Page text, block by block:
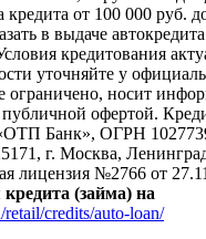
от 100 000 руб.
в выдаче
кредитования
уточняйте у
ограничено, носит
публичной офертой.
«ОТП Банк», ОГРН
г. Москва,
лицензия №2766 от
(займа) на
credits/auto-loan/